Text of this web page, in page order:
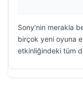
Sony’nin merakla
birçok yeni oyuna
etkinliğindeki tüm